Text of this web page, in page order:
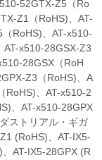
52GTX-Z5（Ro
Z1（RoHS)、AT-
RoHS)、AT-x510-
AT-x510-28GSX-Z3
28GSX（RoH
Z3（RoHS)、A
RoHS)、AT-x510-2
、AT-x510-28GPX
ストリアル・ギガ
(RoHS)、AT-IX5-
AT-IX5-28GPX (R